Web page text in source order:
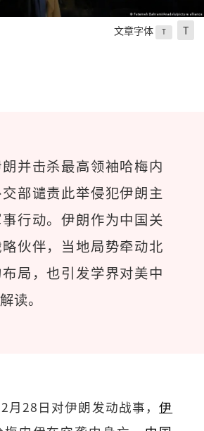
文章字体 T T
并击杀最高领袖哈梅内
部谴责此举侵犯伊朗主
行动。伊朗作为中国关
伙伴，当地局势牵动北
局，也引发学界对美中
读。
月28日对伊朗发动战事，伊